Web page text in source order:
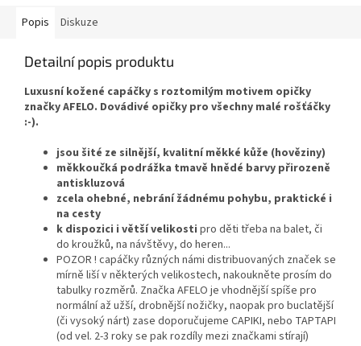
Popis Diskuze
Detailní popis produktu
Luxusní kožené capáčky s roztomilým motivem opičky
značky AFELO. Dovádivé opičky pro všechny malé rošťáčky
:-).
jsou šité ze silnější, kvalitní měkké kůže (hověziny)
měkkoučká podrážka tmavě hnědé barvy přirozeně
antiskluzová
zcela ohebné, nebrání žádnému pohybu, praktické i
na cesty
k dispozici i větší velikosti pro děti třeba na balet, či
do kroužků, na návštěvy, do heren...
POZOR ! capáčky různých námi distribuovaných značek se
mírně liší v některých velikostech, nakoukněte prosím do
tabulky rozměrů. Značka AFELO je vhodnější spíše pro
normální až užší, drobnější nožičky, naopak pro buclatější
(či vysoký nárt) zase doporučujeme CAPIKI, nebo TAPTAPI
(od vel. 2-3 roky se pak rozdíly mezi značkami stírají)